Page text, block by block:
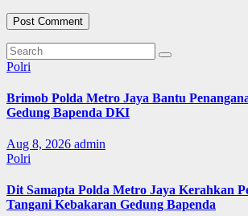
Polri
Brimob Polda Metro Jaya Bantu
Gedung Bapenda DKI
Aug 8, 2026 admin
Polri
Dit Samapta Polda Metro Jaya Kerahkan
Tangani Kebakaran Gedung Bapenda